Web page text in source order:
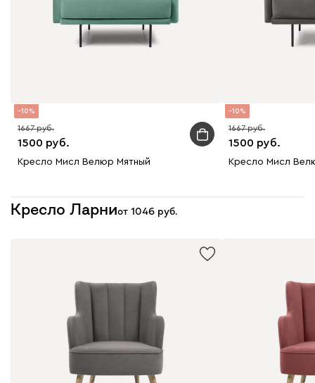
10
1500
1667
Кресло Мисл Велюр Мятный
10
1500
1667
Кресло Мисл
Кресло Ларниот 1046